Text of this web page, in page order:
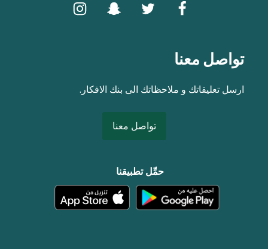
تواصل معنا
ارسل تعليقاتك و ملاحظاتك الى بنك الافكار.
تواصل معنا
حمِّل تطبيقنا